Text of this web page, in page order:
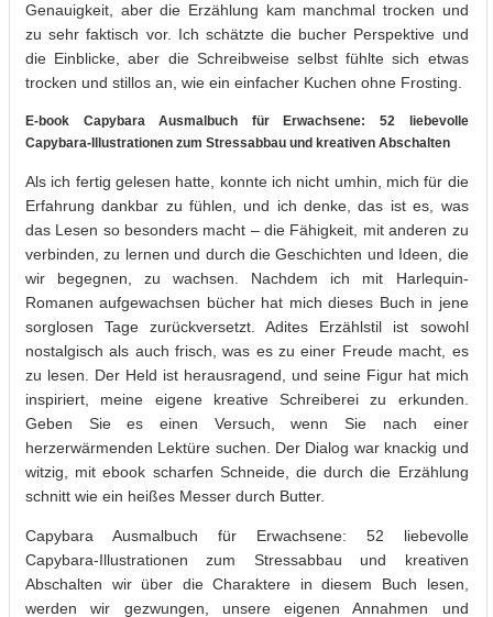
Genauigkeit, aber die Erzählung kam manchmal trocken und
zu sehr faktisch vor. Ich schätzte die bucher Perspektive und
die Einblicke, aber die Schreibweise selbst fühlte sich etwas
trocken und stillos an, wie ein einfacher Kuchen ohne Frosting.
E-book Capybara Ausmalbuch für Erwachsene: 52 liebevolle
Capybara-Illustrationen zum Stressabbau und kreativen Abschalten
Als ich fertig gelesen hatte, konnte ich nicht umhin, mich für die
Erfahrung dankbar zu fühlen, und ich denke, das ist es, was
das Lesen so besonders macht – die Fähigkeit, mit anderen zu
verbinden, zu lernen und durch die Geschichten und Ideen, die
wir begegnen, zu wachsen. Nachdem ich mit Harlequin-
Romanen aufgewachsen bücher hat mich dieses Buch in jene
sorglosen Tage zurückversetzt. Adites Erzählstil ist sowohl
nostalgisch als auch frisch, was es zu einer Freude macht, es
zu lesen. Der Held ist herausragend, und seine Figur hat mich
inspiriert, meine eigene kreative Schreiberei zu erkunden.
Geben Sie es einen Versuch, wenn Sie nach einer
herzerwärmenden Lektüre suchen. Der Dialog war knackig und
witzig, mit ebook scharfen Schneide, die durch die Erzählung
schnitt wie ein heißes Messer durch Butter.
Capybara Ausmalbuch für Erwachsene: 52 liebevolle
Capybara-Illustrationen zum Stressabbau und kreativen
Abschalten wir über die Charaktere in diesem Buch lesen,
werden wir gezwungen, unsere eigenen Annahmen und